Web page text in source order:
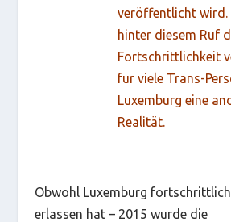
veröffentlicht wird.
hinter diesem Ruf
Fortschrittlichkeit
fur viele Trans-
Luxemburg eine
Realität.
Obwohl Luxemburg
erlassen hat – 2015 wurde die